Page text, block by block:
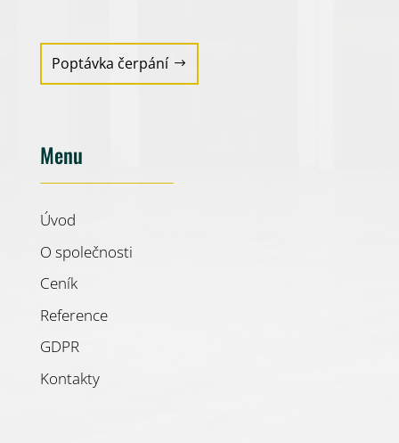
Poptávka čerpání
Menu
Úvod
O společnosti
Ceník
Reference
GDPR
Kontakty